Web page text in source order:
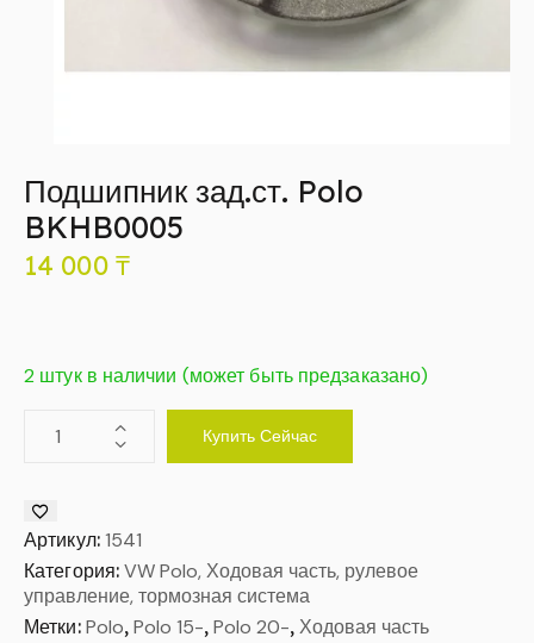
Подшипник зад.ст. Polo
BKHB0005
14 000 ₸
2 штук в наличии (может быть предзаказано)
Купить Сейчас
Артикул: 1541
Категория:VW Polo, Ходовая часть, рулевое
управление, тормозная система
Метки: Polo, Polo 15-,Polo 20-, Ходовая часть